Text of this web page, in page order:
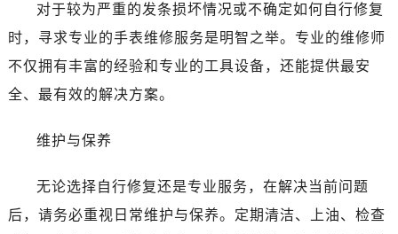
对于较为严重的发条损坏情况或不确定如何自行修复
时，寻求专业的手表维修服务是明智之举。专业的维修师
不仅拥有丰富的经验和专业的工具设备，还能提供最安
全、最有效的解决方案。
维护与保养
无论选择自行修复还是专业服务，在解决当前问题
后，请务必重视日常维护与保养。定期清洁、上油、检查